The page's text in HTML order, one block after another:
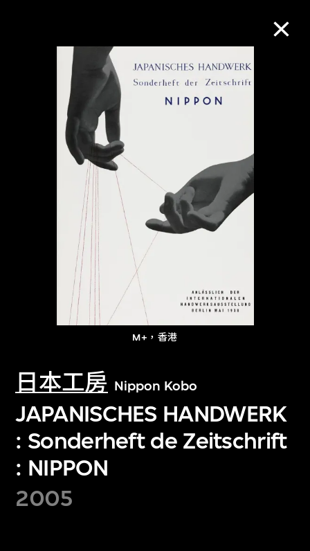
M+，香港
日本工房 Nippon Kobo
JAPANISCHES HANDWERK
: Sonderheft de Zeitschrift
: NIPPON
2005
M+藏品
進一步篩選
關於M+藏品
探索世界頂級的二十及二十一世紀視覺
文化藏品。